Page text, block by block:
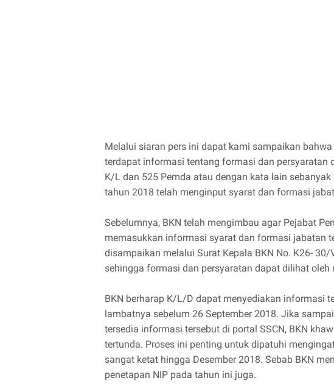
Melalui siaran pers ini dapat kami sampaikan
terdapat informasi tentang formasi dan persyaratan
K/L dan 525 Pemda atau dengan kata lain
tahun 2018 telah menginput syarat dan formasi
Sebelumnya, BKN telah mengimbau agar Pejabat
memasukkan informasi syarat dan formasi jabatan
disampaikan melalui Surat Kepala BKN No. K26-
sehingga formasi dan persyaratan dapat dilihat oleh
BKN berharap K/L/D dapat menyediakan informasi
lambatnya sebelum 26 September 2018. Jika
tersedia informasi tersebut di portal SSCN, BKN
tertunda. Proses ini penting untuk dipatuhi
sangat ketat hingga Desember 2018. Sebab BKN
penetapan NIP pada tahun ini juga.